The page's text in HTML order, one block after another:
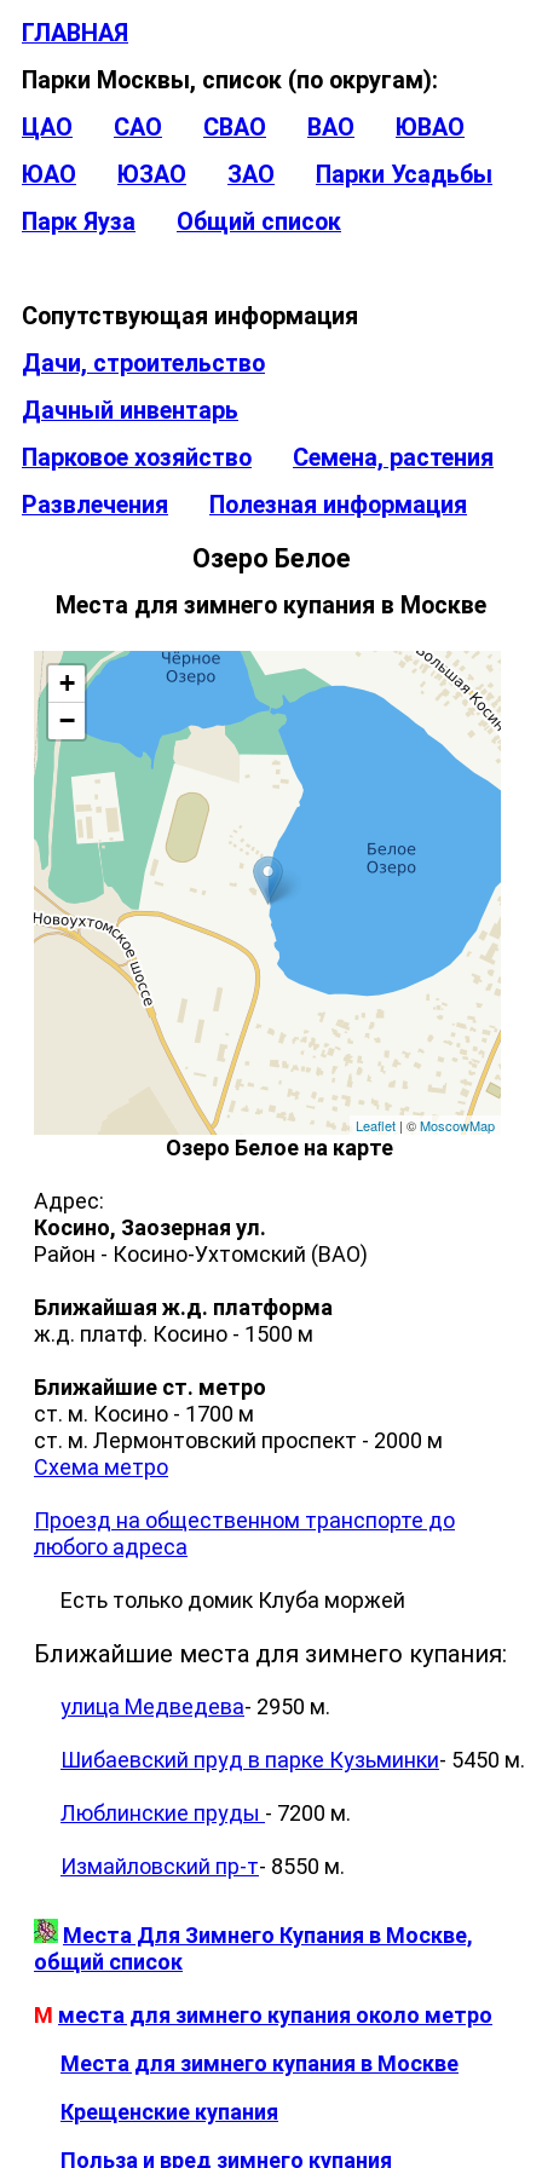
ГЛАВНАЯ
Парки Москвы, список (по округам):
ЦАО
САО СВАО ВАО
ЮВАО
ЮАО
ЮЗАО ЗАО
Парки Усадьбы
Парк Яуза
Общий список
Сопутствующая информация
Дачи, строительство
Дачный инвентарь
Парковое хозяйство
Семена, растения
Развлечения
Полезная информация
Озеро Белое
Места для зимнего купания в Москве
+
−
Leaflet | ©MoscowMap
Озеро Белое на карте
Адрес:
Косино, Заозерная ул.
Район - Косино-Ухтомский (ВАО)
Ближайшая ж.д. платформа
ж.д. платф. Косино - 1500 м
Ближайшие ст. метро
ст. м. Косино - 1700 м
ст. м. Лермонтовский проспект - 2000 м
Схема метро
Проезд на общественном транспорте до
любого адреса
Есть только домик Клуба моржей
Ближайшие места для зимнего купания:
улица Медведева- 2950 м.
Шибаевский пруд в парке Кузьминки- 5450 м.
Люблинские пруды - 7200 м.
Измайловский пр-т- 8550 м.
Места Для Зимнего Купания в Москве,
общий список
М места для зимнего купания около метро
Места для зимнего купания в Москве
Крещенские купания
Польза и вред зимнего купания